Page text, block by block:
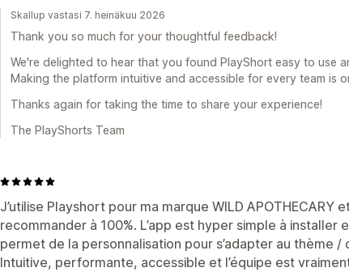
Skallup vastasi 7. heinäkuu 2026
Thank you so much for your thoughtful feedback!
We're delighted to hear that you found PlayShort easy to use
Making the platform intuitive and accessible for every team is
Thanks again for taking the time to share your experience!
The PlayShorts Team
J’utilise Playshort pour ma marque WILD APOTHECARY
recommander à 100%. L’app est hyper simple à installer
permet de la personnalisation pour s’adapter au thème /
Intuitive, performante, accessible et l’équipe est